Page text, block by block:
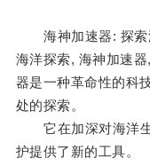
海神加速器: 探索
海洋探索, 海神加速
器是一种革命性的科
处的探索。
它在加深对海洋生
护提供了新的工具。